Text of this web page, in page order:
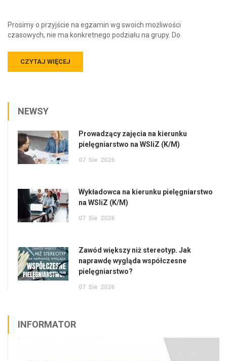
Prosimy o przyjście na egzamin wg swoich możliwości
czasowych, nie ma konkretnego podziału na grupy. Do
CZYTAJ WIĘCEJ
NEWSY
Prowadzący zajęcia na kierunku
pielęgniarstwo na WSIiZ (K/M)
07 Sie 2026
Wykładowca na kierunku pielęgniarstwo
na WSIiZ (K/M)
07 Sie 2026
Zawód większy niż stereotyp. Jak
naprawdę wygląda współczesne
pielęgniarstwo?
07 Sie 2026
INFORMATOR